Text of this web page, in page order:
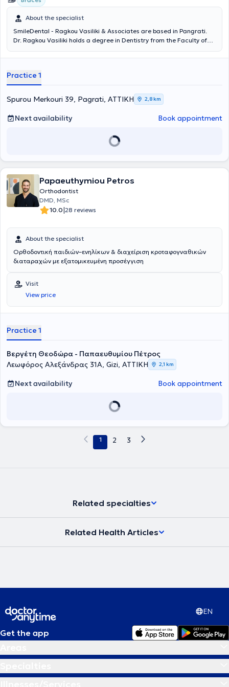
About the specialist
SmileDental - Ragkou Vasiliki & Associates are based in Pangrati.
Dr. Ragkou Vasiliki holds a degree in Dentistry from the Faculty of
experience in aesthetic dentistry and has managed numerous
Damon system, and the Invisalign procedure. Currently, she
operates in her private clinic, where her dual aim is to maintain or
restore the patient's oral health and to provide the most beautiful
smile by offering services including whitening, porcelain veneers, all-
ceramic crowns, bonding, cleaning, radiography, root canal
treatment, extractions, treatment of gingivitis and periodontitis,
surgical extraction of impacted wisdom teeth, fillings, and fluoride
method and is a regular member of the European Orthodontic
Society.
Practice 1
Spurou Merkouri 39, Pagrati, ΑΤΤΙΚΗ 2,8 km
Next availability Book appointment
Papaeuthymiou Petros
Orthodontist
DMD, MSc
10.0|28 reviews
About the specialist
Ορθοδοντική παιδιών–ενηλίκων & διαχείριση κροταφογναθικών
διαταραχών με εξατομικευμένη προσέγγιση
Visit
View price
Practice 1
Βεργέτη Θεοδώρα - Παπαευθυμίου Πέτρος
Λεωφόρος Αλεξάνδρας 31Α, Gizi, ΑΤΤΙΚΗ
2,1 km
Next availability Book appointment
1 2 3
Related specialties
Related Health Articles
EN
Get the app